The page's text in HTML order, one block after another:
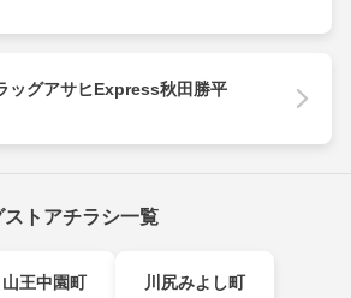
ッグアサヒExpress秋田勝平
トアチラシ一覧
山王中園町 川尻みよし町